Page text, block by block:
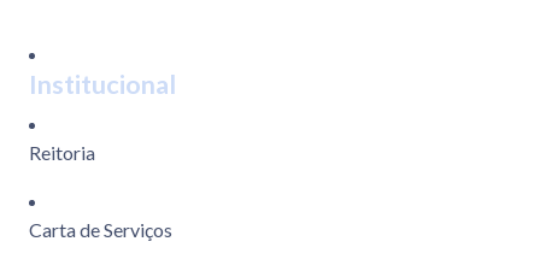
Institucional
Reitoria
Carta de Serviços